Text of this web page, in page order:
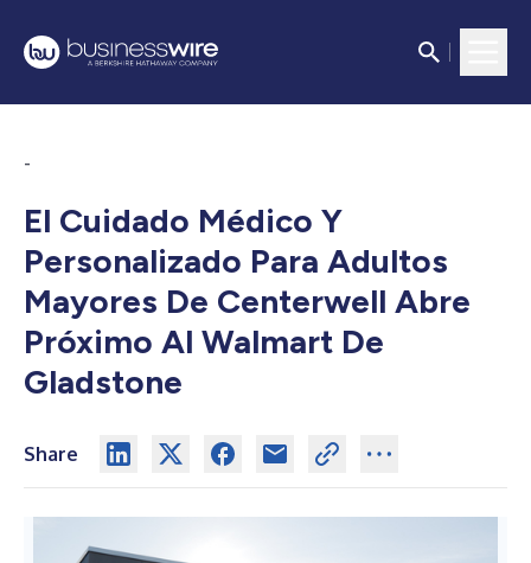
-
El Cuidado Médico Y
Personalizado Para Adultos
Mayores De Centerwell Abre
Próximo Al Walmart De
Gladstone
Share